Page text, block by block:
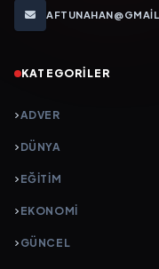
KATEGORILER
ADVER
DÜNYA
EĞİTİM
EKONOMİ
GÜNCEL